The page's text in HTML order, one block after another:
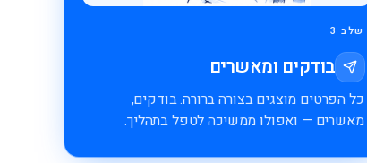
שלב 3
בודקים ומאשרים
כל הפרטים מוצגים בצורה ברורה. בודקים,
מאשרים — ואפולו ממשיכה לטפל בתהליך.